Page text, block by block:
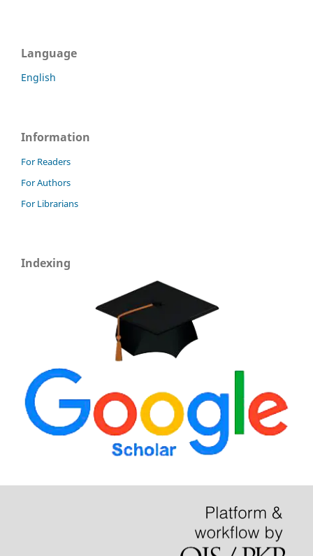
Language
English
Information
For Readers
For Authors
For Librarians
Indexing